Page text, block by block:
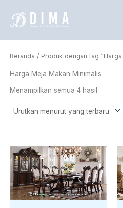
Beranda / Produk dengan tag
Harga Meja Makan Minimalis
Menampilkan semua 4 hasil